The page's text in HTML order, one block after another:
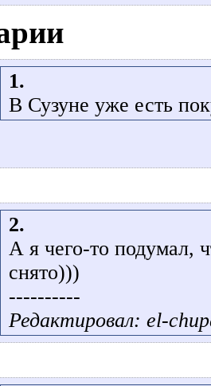
1.
В Сузуне уже есть
2.
А я чего-то подумал,
снято)))
----------
Редактировал: el-